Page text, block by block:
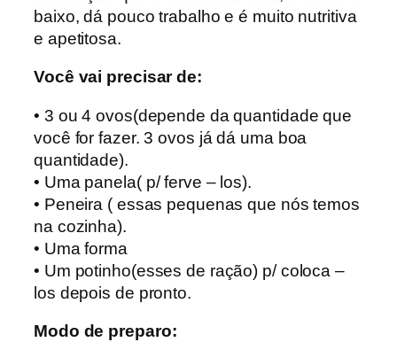
baixo, dá pouco trabalho e é muito nutritiva
e apetitosa.
Você vai precisar de:
• 3 ou 4 ovos(depende da quantidade que
você for fazer. 3 ovos já dá uma boa
quantidade).
• Uma panela( p/ ferve – los).
• Peneira ( essas pequenas que nós temos
na cozinha).
• Uma forma
• Um potinho(esses de ração) p/ coloca –
los depois de pronto.
Modo de preparo: